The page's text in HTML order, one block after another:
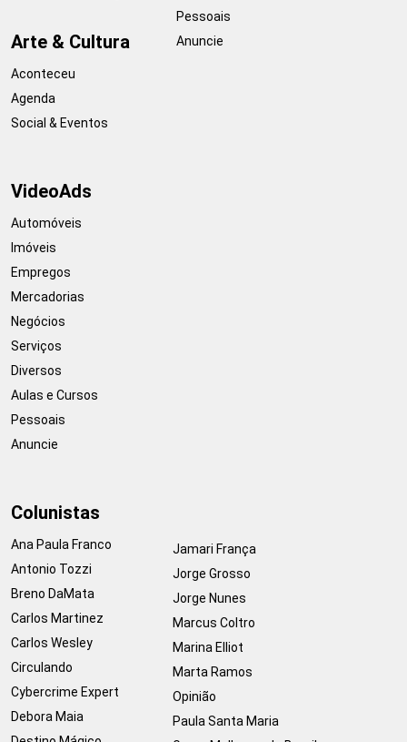
Arte & Cultura
Aconteceu
Agenda
Social & Eventos
Pessoais
Anuncie
VideoAds
Automóveis
Imóveis
Empregos
Mercadorias
Negócios
Serviços
Diversos
Aulas e Cursos
Pessoais
Anuncie
Colunistas
Ana Paula Franco
Antonio Tozzi
Breno DaMata
Carlos Martinez
Carlos Wesley
Circulando
Cybercrime Expert
Debora Maia
Jamari França
Jorge Grosso
Jorge Nunes
Marcus Coltro
Marina Elliot
Marta Ramos
Opinião
Paula Santa Maria